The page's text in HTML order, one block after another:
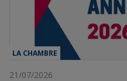
LA CHAMBRE
21/07/2026